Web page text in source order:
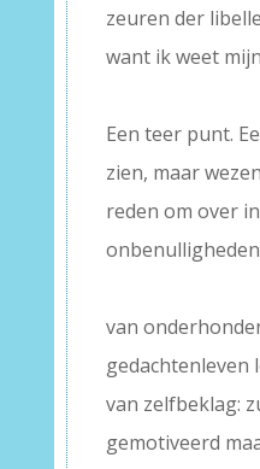
zeuren der
want ik weet
Een teer punt.
zien, maar
reden om over
van
gedachtenleven
van zelfbeklag:
gemotiveerd